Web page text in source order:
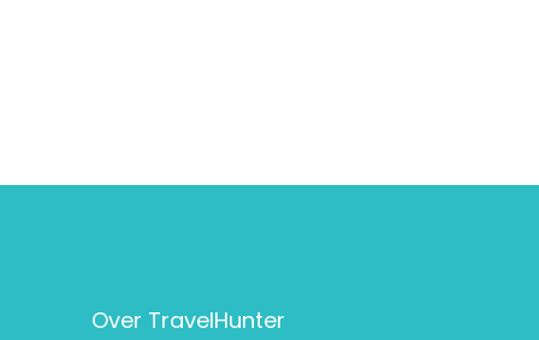
Over TravelHunter